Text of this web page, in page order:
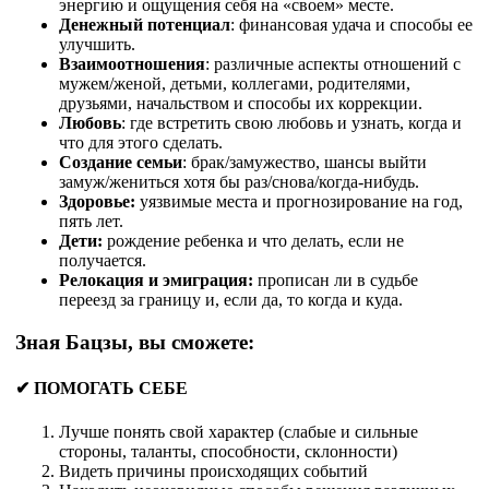
энергию и ощущения себя на «своем» месте.
Денежный потенциал: финансовая удача и способы ее
улучшить.
Взаимоотношения: различные аспекты отношений с
мужем/женой, детьми, коллегами, родителями,
друзьями, начальством и способы их коррекции.
Любовь: где встретить свою любовь и узнать, когда и
что для этого сделать.
Создание семьи: брак/замужество, шансы выйти
замуж/жениться хотя бы раз/снова/когда-нибудь.
Здоровье: уязвимые места и прогнозирование на год,
пять лет.
Дети: рождение ребенка и что делать, если не
получается.
Релокация и эмиграция: прописан ли в судьбе
переезд за границу и, если да, то когда и куда.
Зная Бацзы, вы сможете:
✔ ПОМОГАТЬ СЕБЕ
Лучше понять свой характер (слабые и сильные
стороны, таланты, способности, склонности)
Видеть причины происходящих событий